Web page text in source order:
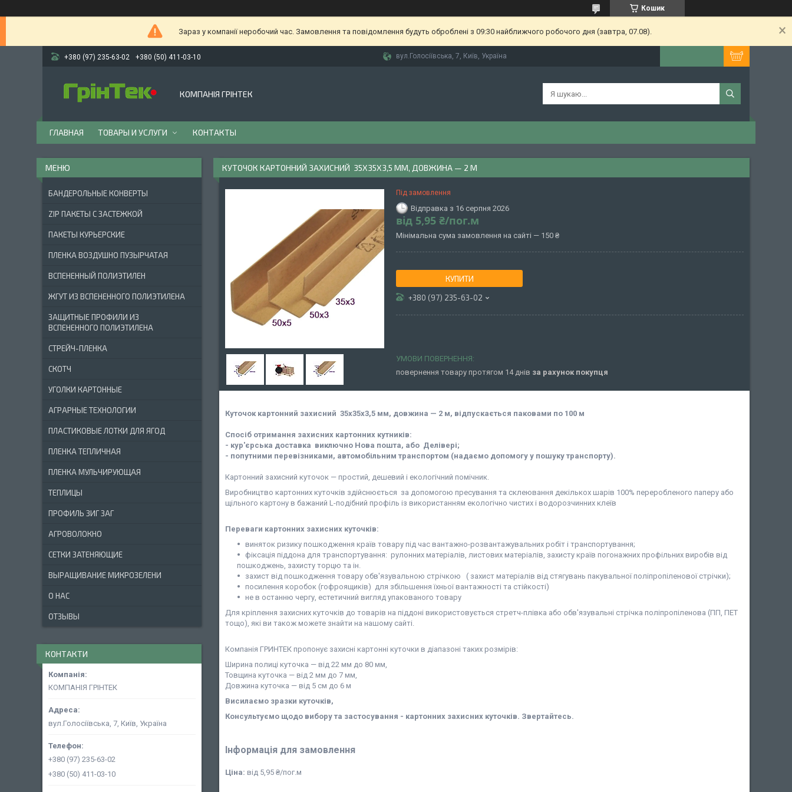
Кошик
Зараз у компанії неробочий час. Замовлення та повідомлення будуть оброблені з 09:30 найближчого робочого дня (завтра, 07.08).
+380 (97) 235-63-02 +380 (50) 411-03-10 вул.Голосіївська, 7, Київ, Україна
КОМПАНІЯ ГРІНТЕК
ГЛАВНАЯ ТОВАРЫ И УСЛУГИ КОНТАКТЫ
КУТОЧОК КАРТОННИЙ ЗАХИСНИЙ 35Х35Х3,5 ММ, ДОВЖИНА — 2 М
Під замовлення
Відправка з 16 серпня 2026
від 5,95 ₴/пог.м
Мінімальна сума замовлення на сайті — 150 ₴
КУПИТИ
+380 (97) 235-63-02
повернення товару протягом 14 днів за рахунок покупця
Куточок картонний захисний 35х35х3,5 мм, довжина — 2 м, відпускається паковами по 100 м
Спосіб отримання захисних картонних кутників:
- кур'єрська доставка виключно Нова пошта, або Делівері;
- попутними перевізниками, автомобільним транспортом (надаємо допомогу у пошуку транспорту).
Картонний захисний куточок — простий, дешевий і екологічний помічник.
Виробництво картонних куточків здійснюється за допомогою пресування та склеювання декількох шарів 100% переробленого паперу або
щільного картону в бажаний L-подібний профіль із використанням екологічно чистих і водорозчинних клеїв
Переваги картонних захисних куточків:
виняток ризику пошкодження країв товару під час вантажно-розвантажувальних робіт і транспортування;
фіксація піддона для транспортування: рулонних матеріалів, листових матеріалів, захисту країв погонажних профільних виробів від
пошкоджень, захисту торцю та ін.
захист від пошкодження товару обв'язувальною стрічкою ( захист матеріалів від стягувань пакувальної поліпропіленової стрічки);
посилення коробок (гофроящиків) для збільшення їхньої вантажності та стійкості)
не в останню чергу, естетичний вигляд упакованого товару
Для кріплення захисних куточків до товарів на піддоні використовується стретч-плівка або обв'язувальні стрічка поліпропіленова (ПП, ПЕТ
тощо), які ви також можете знайти на нашому сайті.
Компанія ГРИНТЕК пропонує захисні картонні куточки в діапазоні таких розмірів:
Ширина полиці куточка — від 22 мм до 80 мм,
Товщина куточка — від 2 мм до 7 мм,
Довжина куточка — від 5 см до 6 м
Висилаємо зразки куточків,
Консультуємо щодо вибору та застосування - картонних захисних куточків. Звертайтесь.
Інформація для замовлення
Ціна: від 5,95 ₴/пог.м
БАНДЕРОЛЬНЫЕ КОНВЕРТЫ
ZIP ПАКЕТЫ С ЗАСТЕЖКОЙ
ПАКЕТЫ КУРЬЕРСКИЕ
ПЛЕНКА ВОЗДУШНО ПУЗЫРЧАТАЯ
ВСПЕНЕННЫЙ ПОЛИЭТИЛЕН
ЖГУТ ИЗ ВСПЕНЕННОГО ПОЛИЭТИЛЕНА
ЗАЩИТНЫЕ ПРОФИЛИ ИЗ
ВСПЕНЕННОГО ПОЛИЭТИЛЕНА
СТРЕЙЧ-ПЛЕНКА
СКОТЧ
УГОЛКИ КАРТОННЫЕ
АГРАРНЫЕ ТЕХНОЛОГИИ
ПЛАСТИКОВЫЕ ЛОТКИ ДЛЯ ЯГОД
ПЛЕНКА ТЕПЛИЧНАЯ
ПЛЕНКА МУЛЬЧИРУЮЩАЯ
ТЕПЛИЦЫ
ПРОФИЛЬ ЗИГ ЗАГ
АГРОВОЛОКНО
СЕТКИ ЗАТЕНЯЮЩИЕ
ВЫРАЩИВАНИЕ МИКРОЗЕЛЕНИ
О НАС
ОТЗЫВЫ
КОНТАКТИ
КОМПАНІЯ ГРІНТЕК
вул.Голосіївська, 7, Київ, Україна
+380 (97) 235-63-02
+380 (50) 411-03-10